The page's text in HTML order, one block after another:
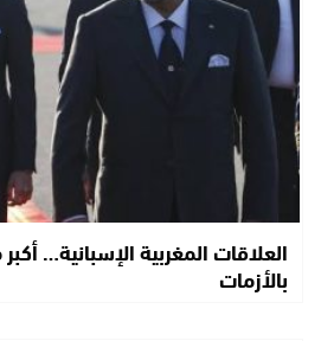
العلاقات المغربية الإسبانية…
بالأزمات